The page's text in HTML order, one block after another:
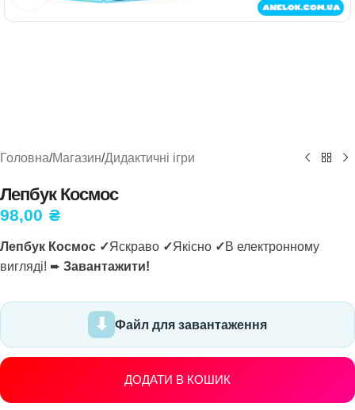
Головна/Магазин/Дидактичні ігри
Лепбук Космос
98,00 ₴
Лепбук Космос ✓Яскраво ✓Якісно ✓В електронному
вигляді! ➨ Завантажити!
Файл для завантаження
ДОДАТИ В КОШИК